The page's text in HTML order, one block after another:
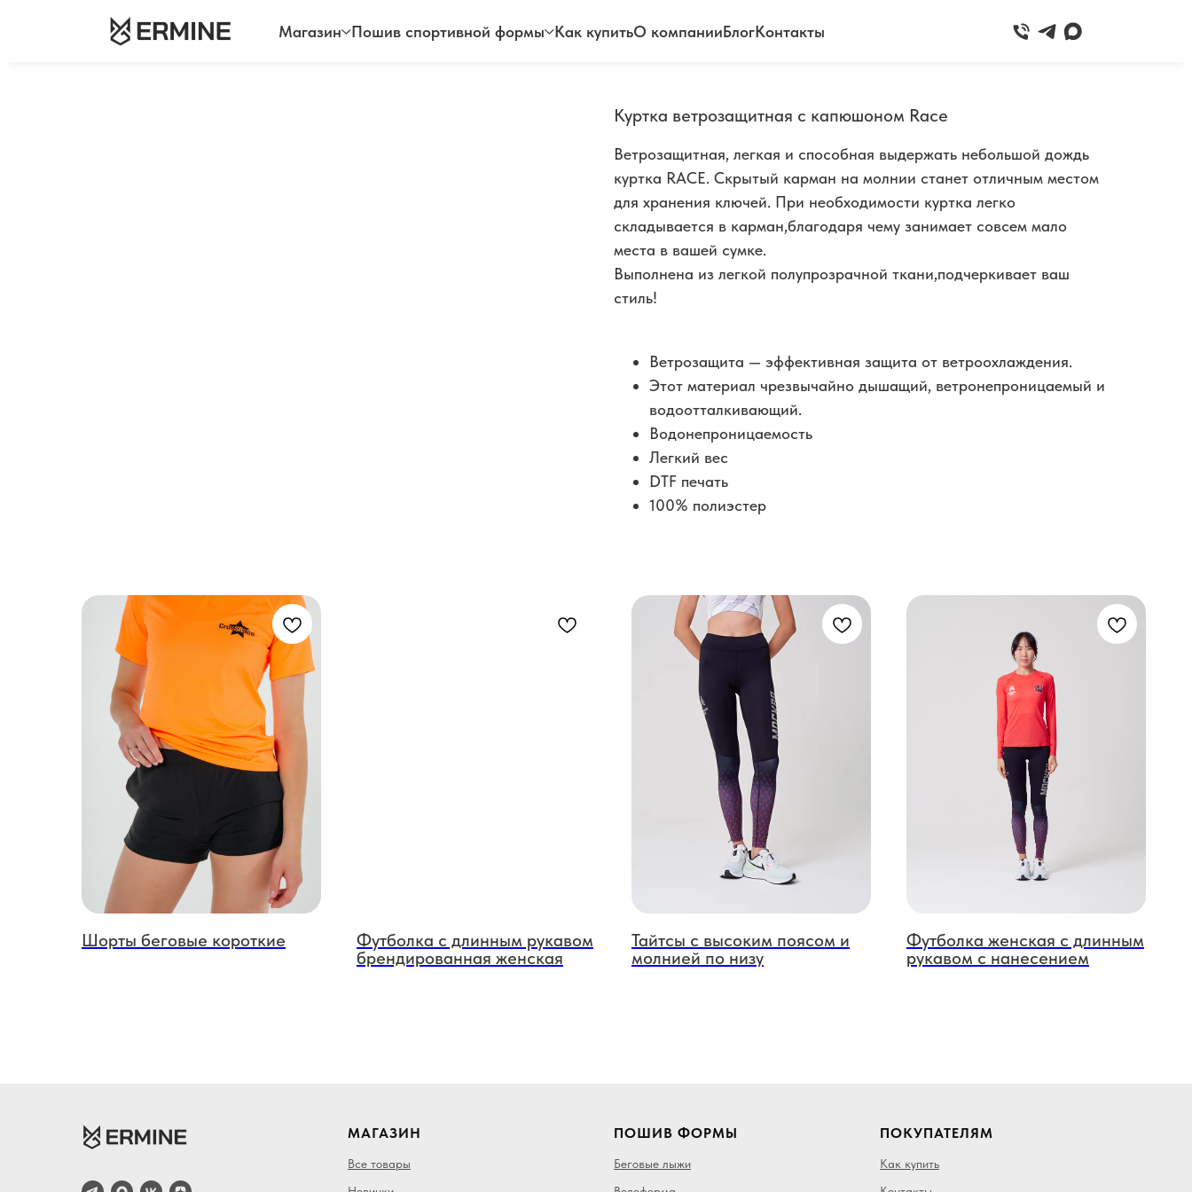
Магазин Пошив спортивной формы Как купитьО компанииБлогКонтакты
Куртка ветрозащитная с капюшоном Race
Ветрозащитная, легкая и способная выдержать небольшой дождь
куртка RACE. Скрытый карман на молнии станет отличным местом
для хранения ключей. При необходимости куртка легко
складывается в карман,благодаря чему занимает совсем мало
места в вашей сумке.
Выполнена из легкой полупрозрачной ткани,подчеркивает ваш
стиль!
Ветрозащита — эффективная защита от ветроохлаждения.
Этот материал чрезвычайно дышащий, ветронепроницаемый и
водоотталкивающий.
Водонепроницаемость
Легкий вес
DTF печать
100% полиэстер
Шорты беговые короткие
Футболка с длинным рукавом
брендированная женская
Тайтсы с высоким поясом и
молнией по низу
Футболка женская с длинным
рукавом с нанесением
МАГАЗИН
Все товары
ПОШИВ ФОРМЫ
Беговые лыжи
ПОКУПАТЕЛЯМ
Как купить